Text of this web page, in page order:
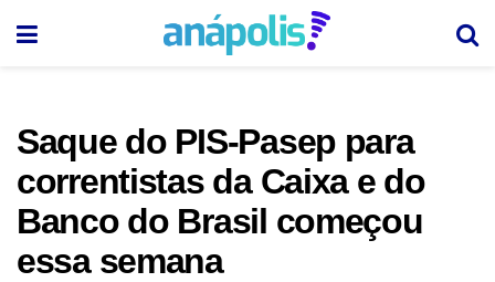
Saque do PIS-Pasep para
correntistas da Caixa e do
Banco do Brasil começou
essa semana